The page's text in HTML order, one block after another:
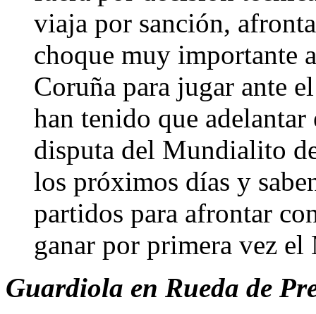
viaja por sanción,
choque muy importante
Coruña para jugar ante
han tenido que
disputa del Mundialito
los próximos días y
partidos para afrontar
ganar por primera vez
Guardiola en Rueda de